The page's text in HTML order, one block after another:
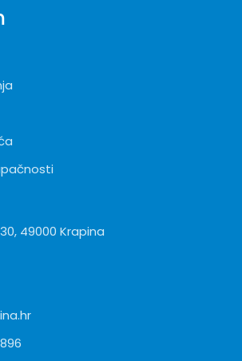
49000 Krapina